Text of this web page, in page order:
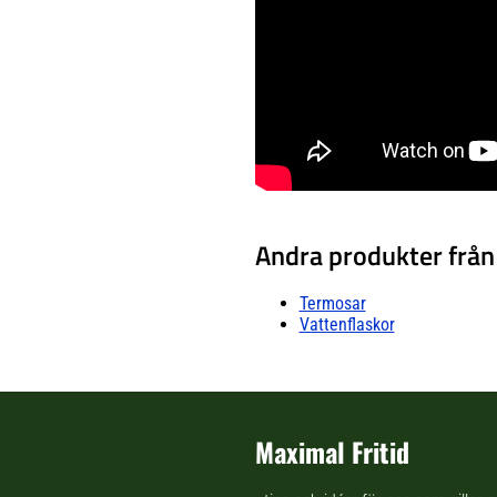
Andra produkter
Termosar
Vattenflaskor
Maximal Fritid